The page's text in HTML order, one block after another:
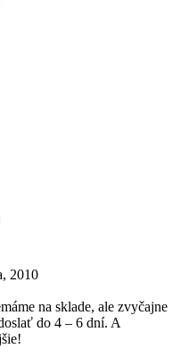
2010
na sklade, ale zvyčajne
do 4 – 6 dní. A